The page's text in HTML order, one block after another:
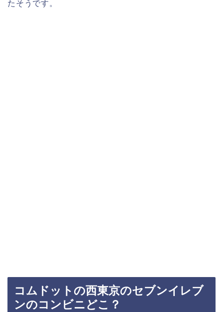
たそうです。
コムドットの西東京のセブンイレブ
ンのコンビニどこ？